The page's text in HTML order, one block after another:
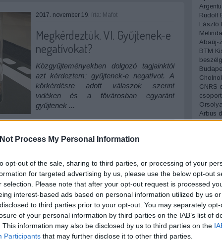
Process My Personal Information
opt-out of the sale, sharing to third parties, or processing of your
for targeted advertising by us, please use the below opt-out
selection. Please note that after your opt-out request is processed
interest-based ads based on personal information utilized by us
to third parties prior to your opt-out. You may separately
of your personal information by third parties on the IAB’s list of
This information may also be disclosed by us to third parties on the
Participants that may further disclose it to other third parties.
2017. november 19. írta: Mafot
Megkérdeztük. VI. Gyűjtenek-e
negatívokat?
Közgyűjteményekben dolgozó tagjainktól
azt kérdeztem: gyűjtenek-e negatívot. A
körkérdésre adott válaszok szerint
vidéken és a fővárosban egyaránt
gyűjtenek ...
2017. november 18. írta: Mafot
Megkérdeztük. V. Mit gondol a
gyűjteményi workshopról?
2016 novemberében, épp egy éve
rendeztük meg a vidéki
Rudolf
László
Melinda
Abaúj-
BTM
CNRS
Orsolya
Arbus
Flaherty